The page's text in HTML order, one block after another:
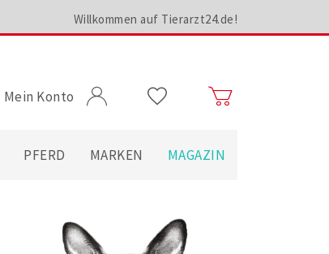
Willkommen auf Tierarzt24.de!
Mein Konto
PFERD MARKEN MAGAZIN